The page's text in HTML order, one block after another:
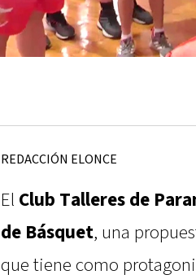
REDACCIÓN ELONCE
El Club Talleres de
de Básquet, una
que tiene como